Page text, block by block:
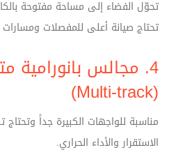
تحوّل الفضاء إلى مساحة مفتوحة
تحتاج صيانة أعلى للمفصلات ومسارات
4. مجالس بانورامية
(Multi-track)
مناسبة للواجهات الكبيرة جداً
الاستقرار والأداء الحراري.